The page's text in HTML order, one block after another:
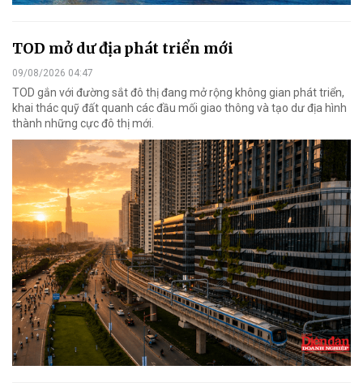
TOD mở dư địa phát triển mới
09/08/2026 04:47
TOD gắn với đường sắt đô thị đang mở rộng không gian phát triển,
khai thác quỹ đất quanh các đầu mối giao thông và tạo dư địa hình
thành những cực đô thị mới.